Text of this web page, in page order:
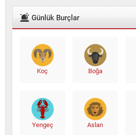
Günlük Burçlar
Koç Boğa
Yengeç Aslan